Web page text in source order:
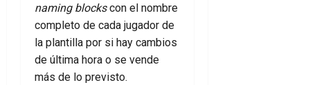
naming blockscon el nombre
completo de cada jugador de
la plantilla por si hay cambios
de última hora o se vende
más de lo previsto.